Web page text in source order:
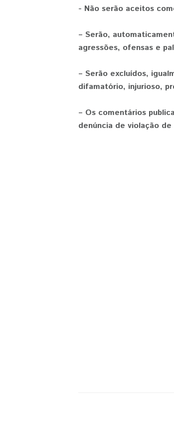
- Não serão aceitos
– Serão,
agressões, ofensas e
– Serão excluídos,
difamatório, injurioso,
– Os comentários
denúncia de violação